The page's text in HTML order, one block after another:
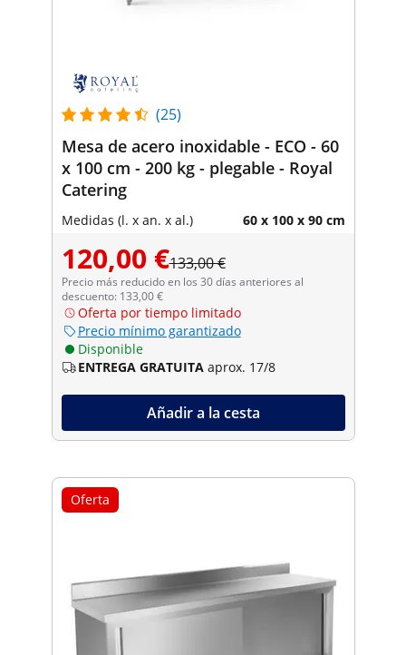
(25)
Mesa de acero inoxidable - ECO - 60
x 100 cm - 200 kg - plegable - Royal
Catering
Medidas (l. x an. x al.) 60 x 100 x 90 cm
120,00 €133,00 €
Precio más reducido en los 30 días anteriores al
descuento: 133,00 €
Oferta por tiempo limitado
Precio mínimo garantizado
Disponible
ENTREGA GRATUITA aprox. 17/8
Añadir a la cesta
Oferta